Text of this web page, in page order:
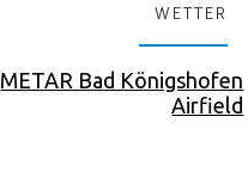
WETTER
METAR Bad Königshofen
Airfield